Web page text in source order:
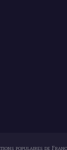
populaires de